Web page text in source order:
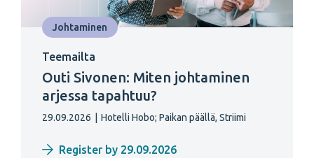
Johtaminen
Teemailta
Outi Sivonen: Miten johtaminen
arjessa tapahtuu?
29.09.2026 Hotelli Hobo; Paikan päällä, Striimi
Register by 29.09.2026